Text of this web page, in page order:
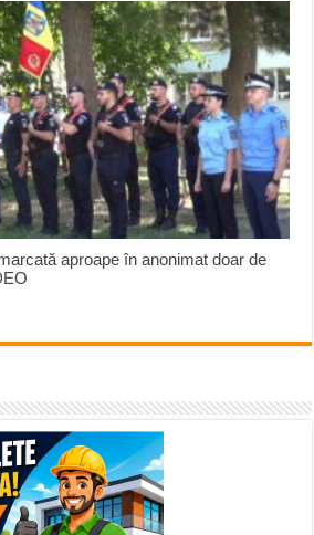
aproape în anonimat doar de